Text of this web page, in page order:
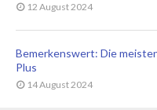
12 August 2024
Bemerkenswert: Die
Plus
14 August 2024